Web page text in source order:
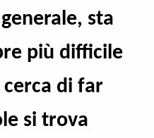
sta
più difficile
di far
si trova